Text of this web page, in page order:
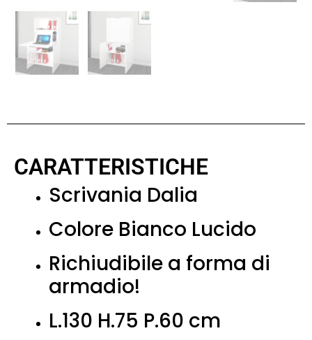
CARATTERISTICHE
Scrivania Dalia
Colore Bianco Lucido
Richiudibile a forma di
armadio!
L.130 H.75 P.60 cm